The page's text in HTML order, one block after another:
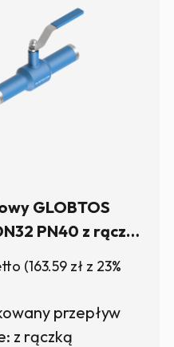
GLOBTOS
PN40 z rączką
(163.59 zł z 23%
przepływ
z rączką